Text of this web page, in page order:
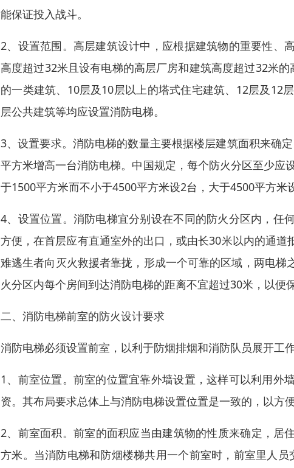
能保证投入战斗。
2、设置范围。高层建筑设计中，应根据建筑物的重要性、
高度超过32米且设有电梯的高层厂房和建筑高度超过32米
的一类建筑、10层及10层以上的塔式住宅建筑、12层及12
层公共建筑等均应设置消防电梯。
3、设置要求。消防电梯的数量主要根据楼层建筑面积来确
平方米增高一台消防电梯。中国规定，每个防火分区至少
于1500平方米而不小于4500平方米设2台，大于4500平方米
4、设置位置。消防电梯宜分别设在不同的防火分区内，任
方便，在首层应有直通室外的出口，或由长30米以内的通
难逃生者向灭火救援者靠拢，形成一个可靠的区域，两电
火分区内每个房间到达消防电梯的距离不宜超过30米，以便
二、消防电梯前室的防火设计要求
消防电梯必须设置前室，以利于防烟排烟和消防队员展开工
1、前室位置。前室的位置宜靠外墙设置，这样可以利用外
资。其布局要求总体上与消防电梯设置位置是一致的，以方
2、前室面积。前室的面积应当由建筑物的性质来确定，居
方米。当消防电梯和防烟楼梯共用一个前室时，前室里人